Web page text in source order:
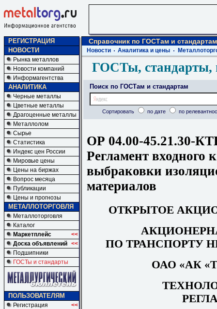
РЕГИСТРАЦИЯ
НОВОСТИ
Рынка металлов
Новости компаний
Информагентства
АНАЛИТИКА
Черные металлы
Цветные металлы
Драгоценные металлы
Металлолом
Сырье
Статистика
Индекс цен России
Мировые цены
Цены на биржах
Вопрос месяца
Публикации
Цены и прогнозы
МЕТАЛЛОТОРГОВЛЯ
Металлоторговля
Каталог
Маркетплейс
<<
Доска объявлений <<
Подшипники
ГОСТы и стандарты
ПОЛЬЗОВАТЕЛЯМ
Регистрация
<<
Справочник по ГОСТам и стандартам
Новости Аналитика и цены
ГОСТы, стандарты,
Поиск по ГОСТам и стандартам
Сортировать по дате по
ОР 04.00-45.21.30-
Регламент входного
выбраковки
материалов
ОТКРЫТОЕ
ПО ТРАНСПОРТУ
ОАО «АК